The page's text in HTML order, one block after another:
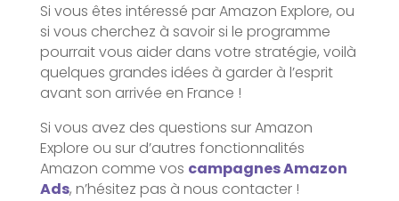
Si vous êtes intéressé par Amazon Explore, ou
si vous cherchez à savoir si le programme
pourrait vous aider dans votre stratégie, voilà
quelques grandes idées à garder à l’esprit
avant son arrivée en France !
Si vous avez des questions sur Amazon
Explore ou sur d’autres fonctionnalités
Amazon comme vos campagnes Amazon
Ads, n’hésitez pas à nous contacter !